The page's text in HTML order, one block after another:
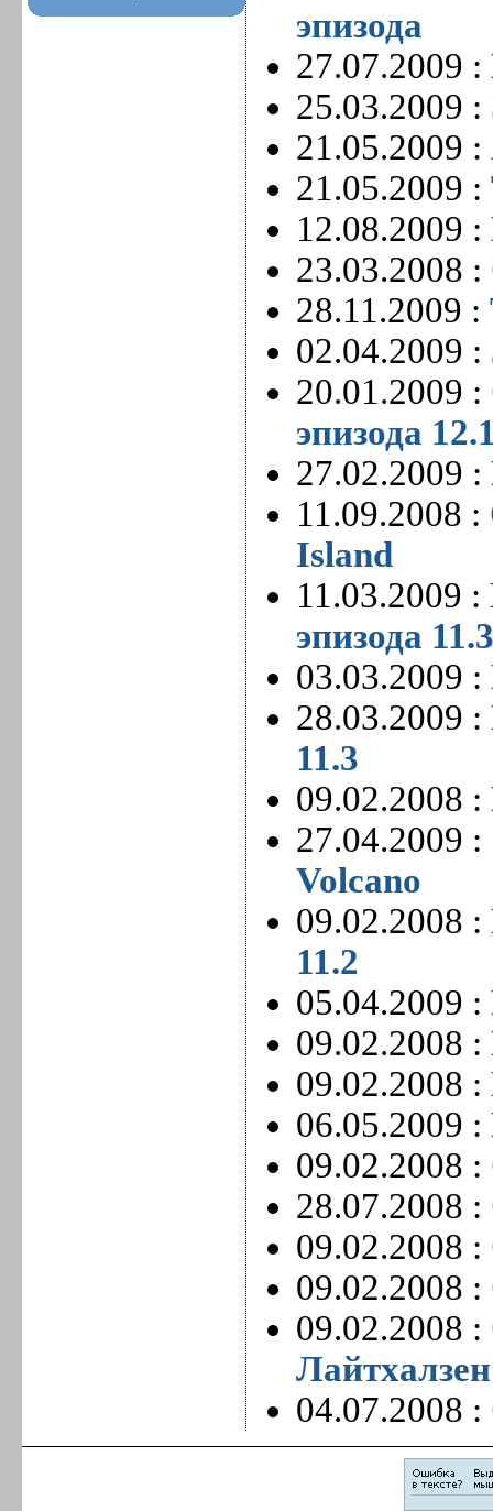
эпизода
27.07.2009 :
25.03.2009 :
21.05.2009 :
21.05.2009 :
12.08.2009 :
23.03.2008 :
28.11.2009 :
02.04.2009 :
20.01.2009 :
эпизода
27.02.2009 :
11.09.2008 :
Island
11.03.2009 :
эпизода
03.03.2009 :
28.03.2009 :
11.3
09.02.2008 :
27.04.2009 :
Volcano
09.02.2008 :
11.2
05.04.2009 :
09.02.2008 :
09.02.2008 :
06.05.2009 :
09.02.2008 :
28.07.2008 :
09.02.2008 :
09.02.2008 :
09.02.2008 :
Лайтхалзен
04.07.2008 :